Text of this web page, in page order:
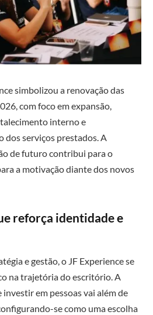
simbolizou a renovação das
com foco em expansão,
interno e
serviços prestados. A
de futuro contribui para o
a motivação diante dos novos
reforça identidade e
e gestão, o JF Experience se
na trajetória do escritório. A
em pessoas vai além de
se como uma escolha